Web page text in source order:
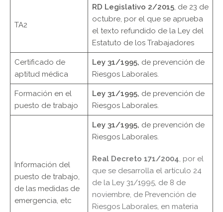
TA2
RD Legislativo 2/2015, de 23 de
octubre, por el que se aprueba
el texto refundido de la Ley del
Estatuto de los Trabajadores
Certificado de
aptitud médica
Ley 31/1995, de prevención de
Riesgos Laborales.
Formación en el
puesto de trabajo
Ley 31/1995, de prevención de
Riesgos Laborales.
Información del
puesto de trabajo,
de las medidas de
emergencia, etc
Ley 31/1995, de prevención de
Riesgos Laborales.
Real Decreto 171/2004, por el
que se desarrolla el artículo 24
de la Ley 31/1995, de 8 de
noviembre, de Prevención de
Riesgos Laborales, en materia